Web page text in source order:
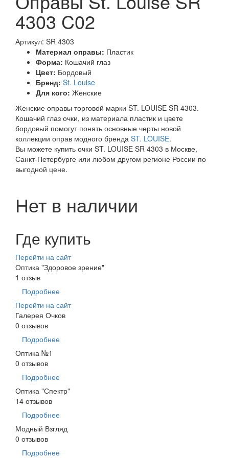
4303 C02
Артикул: SR 4303
Материал оправы: Пластик
Форма: Кошачий глаз
Цвет: Бордовый
Бренд: St. Louise
Для кого: Женские
Женские оправы торговой марки ST. LOUISE SR 4303.
Кошачий глаз очки, из материала пластик и цвете
бордовый помогут понять основные черты новой
коллекции оправ модного бренда ST. LOUISE.
Вы можете купить очки ST. LOUISE SR 4303 в Москве,
Санкт-Петербурге или любом другом регионе России по
выгодной цене.
Нет в наличии
Где купить
Перейти на сайт
Оптика "Здоровое зрение"
1 отзыв
Подробнее
Перейти на сайт
Галерея Очков
0 отзывов
Подробнее
Оптика №1
0 отзывов
Подробнее
Оптика "Спектр"
14 отзывов
Подробнее
Модный Взгляд
0 отзывов
Подробнее